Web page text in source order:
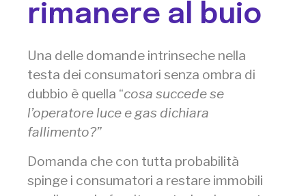
rimanere al buio
Una delle domande intrinseche nella
testa dei consumatori senza ombra di
dubbio è quella “cosa succede se
l’operatore luce e gas dichiara
fallimento?”
Domanda che con tutta probabilità
spinge i consumatori a restare immobili